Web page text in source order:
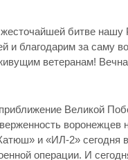
битве нашу
и благодарим за саму
ветеранам!
Великой
воронежцев
и «ИЛ-2» сегодня
операции. И